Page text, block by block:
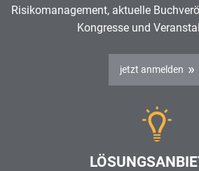
Risikomanagement, aktuelle
Kongresse und
jetzt anmelden